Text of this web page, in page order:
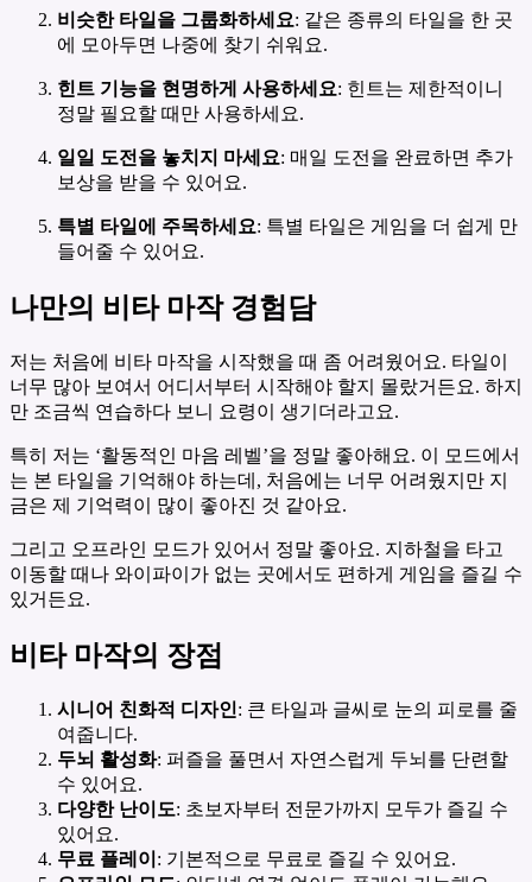
비슷한 타일을 그룹화하세요: 같은 종류의 타일을 한 곳
에 모아두면 나중에 찾기 쉬워요.
힌트 기능을 현명하게 사용하세요: 힌트는 제한적이니
정말 필요할 때만 사용하세요.
일일 도전을 놓치지 마세요: 매일 도전을 완료하면 추가
보상을 받을 수 있어요.
특별 타일에 주목하세요: 특별 타일은 게임을 더 쉽게 만
들어줄 수 있어요.
나만의 비타 마작 경험담
저는 처음에 비타 마작을 시작했을 때 좀 어려웠어요. 타일이
너무 많아 보여서 어디서부터 시작해야 할지 몰랐거든요. 하지
만 조금씩 연습하다 보니 요령이 생기더라고요.
특히 저는 ‘활동적인 마음 레벨’을 정말 좋아해요. 이 모드에서
는 본 타일을 기억해야 하는데, 처음에는 너무 어려웠지만 지
금은 제 기억력이 많이 좋아진 것 같아요.
그리고 오프라인 모드가 있어서 정말 좋아요. 지하철을 타고
이동할 때나 와이파이가 없는 곳에서도 편하게 게임을 즐길 수
있거든요.
비타 마작의 장점
시니어 친화적 디자인: 큰 타일과 글씨로 눈의 피로를 줄
여줍니다.
두뇌 활성화: 퍼즐을 풀면서 자연스럽게 두뇌를 단련할
수 있어요.
다양한 난이도: 초보자부터 전문가까지 모두가 즐길 수
있어요.
무료 플레이 : 기본적으로 무료로 즐길 수 있어요.